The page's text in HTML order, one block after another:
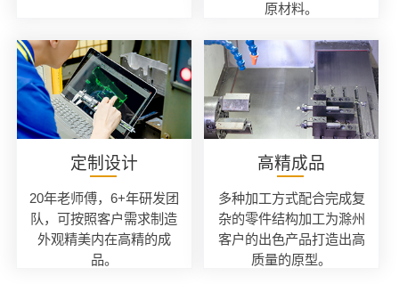
原材料。
定制设计
20年老师傅，6+年研发团
队，可按照客户需求制造
外观精美内在高精的成
品。
高精成品
多种加工方式配合完成复
杂的零件结构加工为滁州
客户的出色产品打造出高
质量的原型。